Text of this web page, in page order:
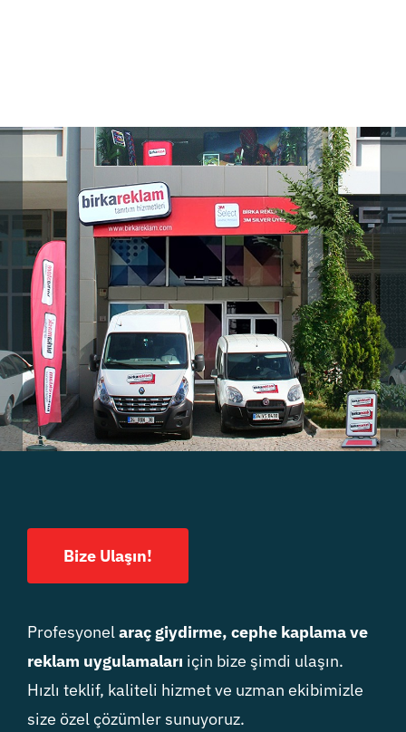
Bize Ulaşın!
Profesyonelaraç giydirme, cephe kaplama ve
reklam uygulamaları için bize şimdi ulaşın.
Hızlı teklif, kaliteli hizmet ve uzman ekibimizle
size özel çözümler sunuyoruz.